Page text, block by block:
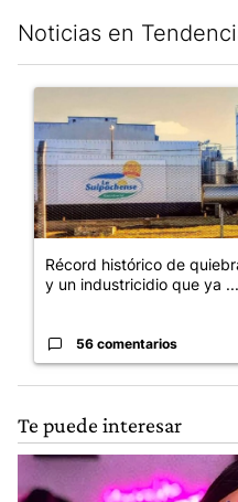
Noticias en
Un artículo de tendencia
Récord histórico de
y un industricidio que ya ...
56 comentarios